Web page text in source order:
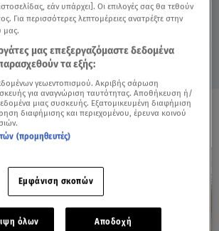
2026εάν υπάρχει]. Οι επιλογές σας θα τεθούν
Για περισσότερες λεπτομέρειες ανατρέξτε στην
μας.
μας επεξεργαζόμαστε δεδομένα
τα εξής:
γεωεντοπισμού. Ακριβής σάρωση
για αναγνώριση ταυτότητας. Αποθήκευση ή/
μιας συσκευής. Εξατομικευμένη διαφήμιση
διαφήμισης και περιεχομένου, έρευνα κοινού
(προμηθευτές)
Εμφάνιση σκοπών
όλων Αποδοχή